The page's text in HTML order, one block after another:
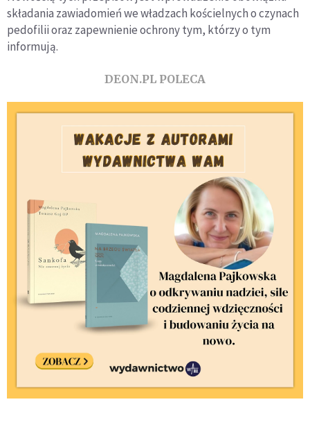
składania zawiadomień we władzach kościelnych o czynach
pedofilii oraz zapewnienie ochrony tym, którzy o tym
informują.
DEON.PL POLECA